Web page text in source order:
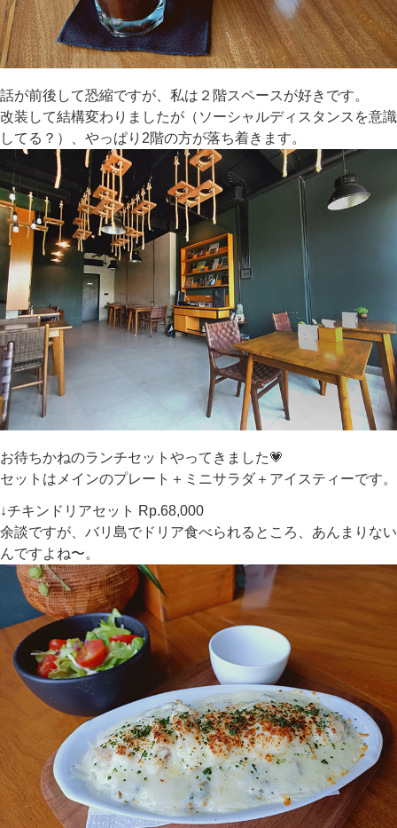
話が前後して恐縮ですが、私は２階スペースが好きです。
改装して結構変わりましたが（ソーシャルディスタンスを意識
してる？）、やっぱり2階の方が落ち着きます。
お待ちかねのランチセットやってきました💗
セットはメインのプレート＋ミニサラダ＋アイスティーです。
↓チキンドリアセット Rp.68,000
余談ですが、バリ島でドリア食べられるところ、あんまりない
んですよね〜。